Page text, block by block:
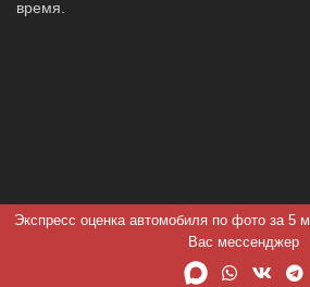
время.
Экспресс оценка автомобиля по фото за 5
Вас мессенджер